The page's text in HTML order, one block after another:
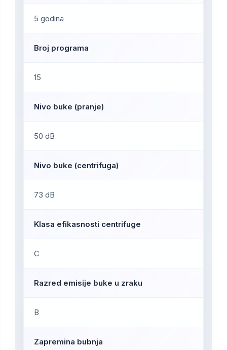
5 godina
Broj programa
15
Nivo buke (pranje)
50 dB
Nivo buke (centrifuga)
73 dB
Klasa efikasnosti centrifuge
C
Razred emisije buke u zraku
B
Zapremina bubnja